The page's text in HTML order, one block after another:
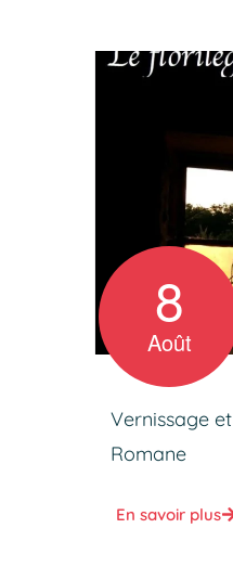
8
Août
Vernissage
Romane
En savoir plus